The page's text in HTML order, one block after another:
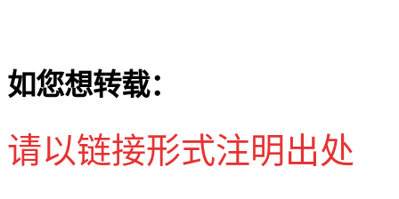
如您想转载：
请以链接形式注明出处